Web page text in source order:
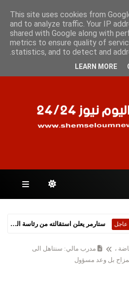
عاجل ستارمر يعلن استقالته من رئاسة الحكومة البريطانية
،
مدرب مالي: سنتاهل الى
بل وعد مسؤول
This site uses cookies from
and to analyze traffic. Your IP
shared with Google along with
metrics to ensure quality of
statistics, and to detect and
LEARN MORE